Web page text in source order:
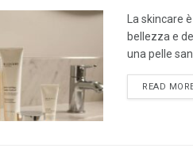
La skincare
bellezza e
una pelle
READ